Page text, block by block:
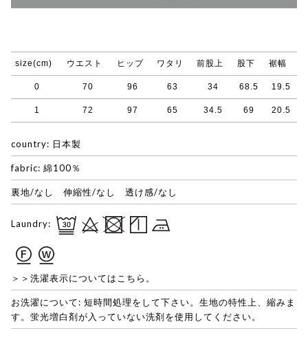
size(cm) ウエスト ヒップ ワタリ 前股上 股下 裾幅
0 70 96 63 34 68.5 19.5
1 72 97 65 34.5 69 20.5
country: 日本製
fabric: 綿100％
裏地/なし 伸縮性/なし 透け感/なし
Laundry:
＞＞洗濯表示についてはこちら。
お洗濯について: 短時間処理をして下さい。生地の特性上、縮みま
す。蛍光増白剤が入っていない洗剤を使用してください。